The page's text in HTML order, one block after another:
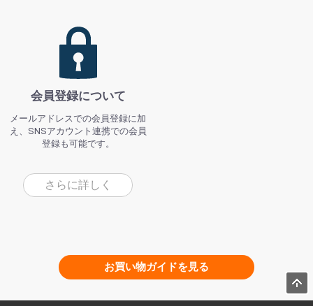
会員登録について
メールアドレスでの会員登録に加
え、SNSアカウント連携での会員
登録も可能です。
さらに詳しく
お買い物ガイドを見る